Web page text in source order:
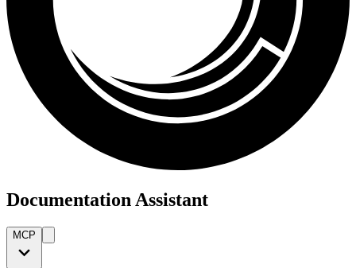
Documentation Assistant
MCP